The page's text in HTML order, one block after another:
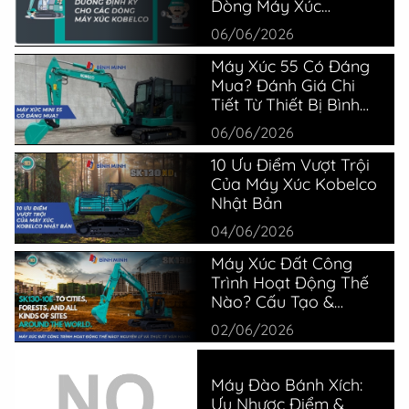
Dòng Máy Xúc
Kobelco
06/06/2026
Máy Xúc 55 Có Đáng
Mua? Đánh Giá Chi
Tiết Từ Thiết Bị Bình
Minh
06/06/2026
10 Ưu Điểm Vượt Trội
Của Máy Xúc Kobelco
Nhật Bản
04/06/2026
Máy Xúc Đất Công
Trình Hoạt Động Thế
Nào? Cấu Tạo &
Nguyên Lý
02/06/2026
Máy Đào Bánh Xích:
Ưu Nhược Điểm &